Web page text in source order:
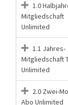
1.0
Mitgliedschaft
Unlimited
1.1 Jahres-
Mitgliedschaft
Unlimited
2.0 Zwei-
Abo Unlimited